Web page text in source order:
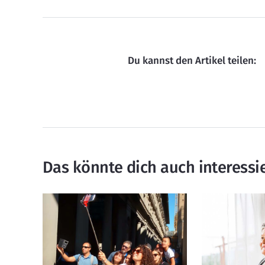
Du kannst den Artikel teilen:
Das könnte dich auch